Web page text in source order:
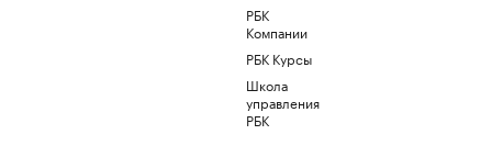
РБК
Компании
РБК Курсы
Школа
управления
РБК